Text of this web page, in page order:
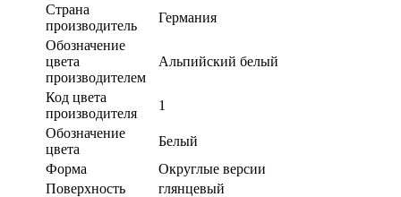
Страна
производитель
Германия
Обозначение
цвета
производителем
Альпийский белый
Код цвета
производителя
1
Обозначение
цвета
Белый
Форма
Округлые версии
Поверхность
глянцевый